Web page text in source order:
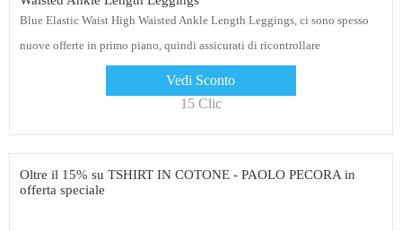
Blue Elastic Waist High Waisted Ankle Length Leggings, ci sono spesso
nuove offerte in primo piano, quindi assicurati di ricontrollare
Vedi Sconto
15 Clic
Oltre il 15% su TSHIRT IN COTONE - PAOLO PECORA in
offerta speciale